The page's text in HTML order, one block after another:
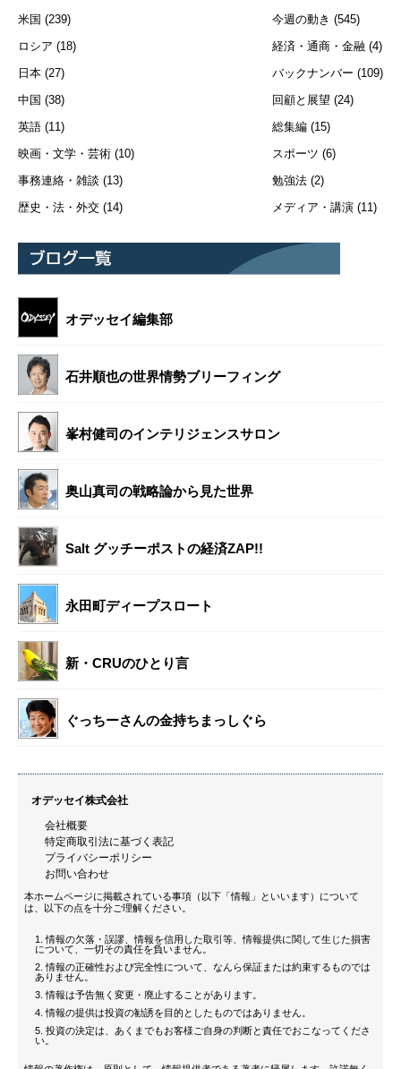
米国 (239)
ロシア (18)
日本 (27)
中国 (38)
英語 (11)
映画・文学・芸術 (10)
事務連絡・雑談 (13)
歴史・法・外交 (14)
今週の動き (545)
経済・通商・金融 (4)
バックナンバー (109)
回顧と展望 (24)
総集編 (15)
スポーツ (6)
勉強法 (2)
メディア・講演 (11)
オデッセイ編集部
石井順也の世界情勢ブリーフィング
峯村健司のインテリジェンスサロン
奥山真司の戦略論から見た世界
Salt グッチーポストの経済ZAP!!
永田町ディープスロート
新・CRUのひとり言
ぐっちーさんの金持ちまっしぐら
オデッセイ株式会社
会社概要
特定商取引法に基づく表記
プライバシーポリシー
お問い合わせ
本ホームページに掲載されている事項（以下「情報」といいます）について
は、以下の点を十分ご理解ください。
情報の欠落・誤謬、情報を信用した取引等、情報提供に関して生じた損害
について、一切その責任を負いません。
情報の正確性および完全性について、なんら保証または約束するものでは
ありません。
情報は予告無く変更・廃止することがあります。
情報の提供は投資の勧誘を目的としたものではありません。
投資の決定は、あくまでもお客様ご自身の判断と責任でおこなってくださ
い。